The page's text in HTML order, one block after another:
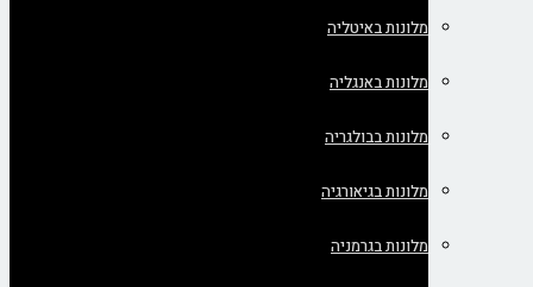
מלונות באיטליה
מלונות באנגליה
מלונות בבולגריה
מלונות בגיאורגיה
מלונות בגרמניה